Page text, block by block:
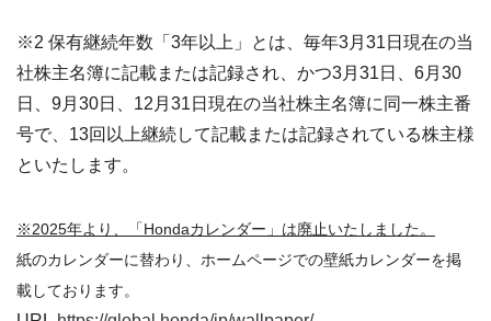
※2 保有継続年数「3年以上」とは、毎年3月31日現在の当
社株主名簿に記載または記録され、かつ3月31日、6月30
日、9月30日、12月31日現在の当社株主名簿に同一株主番
号で、13回以上継続して記載または記録されている株主様
といたします。
※2025年より、「Hondaカレンダー」は廃止いたしました。
紙のカレンダーに替わり、ホームページでの壁紙カレンダーを掲
載しております。